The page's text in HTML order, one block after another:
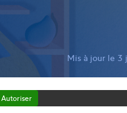
Mis à jour le 3
Autoriser